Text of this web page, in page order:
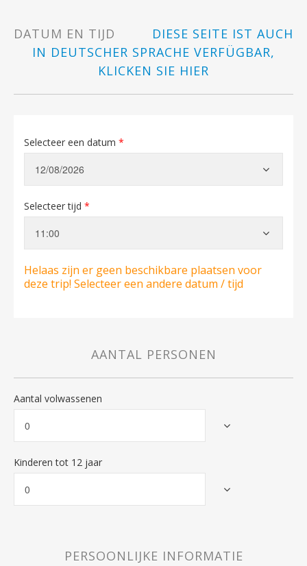
DATUM EN TIJD
DIESE SEITE IST AUCH
IN DEUTSCHER SPRACHE VERFÜGBAR,
KLICKEN SIE HIER
Selecteer een datum *
Selecteer tijd *
Helaas zijn er geen beschikbare plaatsen voor
deze trip! Selecteer een andere datum / tijd
AANTAL PERSONEN
Aantal volwassenen
Kinderen tot 12 jaar
PERSOONLIJKE INFORMATIE